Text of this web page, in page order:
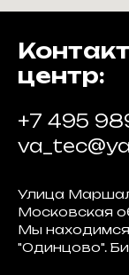
центр:
+7 495
Улица
Московская
Мы
"Одинцово".